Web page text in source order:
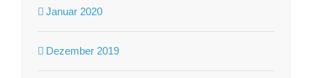
Januar 2020
Dezember 2019